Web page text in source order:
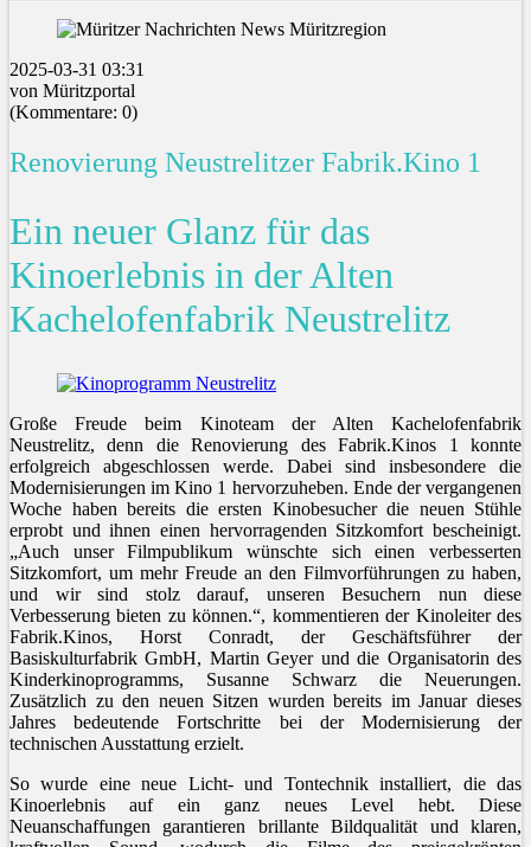
2025-03-31 03:31
von Müritzportal
(Kommentare: 0)
Renovierung Neustrelitzer Fabrik.Kino 1
Ein neuer Glanz für das
Kinoerlebnis in der Alten
Kachelofenfabrik Neustrelitz
Große Freude beim Kinoteam der Alten Kachelofenfabrik
Neustrelitz, denn die Renovierung des Fabrik.Kinos 1 konnte
erfolgreich abgeschlossen werde. Dabei sind insbesondere die
Modernisierungen im Kino 1 hervorzuheben. Ende der vergangenen
Woche haben bereits die ersten Kinobesucher die neuen Stühle
erprobt und ihnen einen hervorragenden Sitzkomfort bescheinigt.
„Auch unser Filmpublikum wünschte sich einen verbesserten
Sitzkomfort, um mehr Freude an den Filmvorführungen zu haben,
und wir sind stolz darauf, unseren Besuchern nun diese
Verbesserung bieten zu können.“, kommentieren der Kinoleiter des
Fabrik.Kinos, Horst Conradt, der Geschäftsführer der
Basiskulturfabrik GmbH, Martin Geyer und die Organisatorin des
Kinderkinoprogramms, Susanne Schwarz die Neuerungen.
Zusätzlich zu den neuen Sitzen wurden bereits im Januar dieses
Jahres bedeutende Fortschritte bei der Modernisierung der
technischen Ausstattung erzielt.
So wurde eine neue Licht- und Tontechnik installiert, die das
Kinoerlebnis auf ein ganz neues Level hebt. Diese
Neuanschaffungen garantieren brillante Bildqualität und klaren,